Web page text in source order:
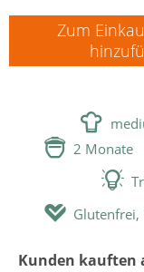
Zum

 2 Monate

 Glutenfrei,
Kunden kauften